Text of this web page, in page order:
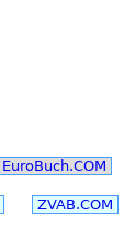
EuroBuch.COM
ZVAB.COM